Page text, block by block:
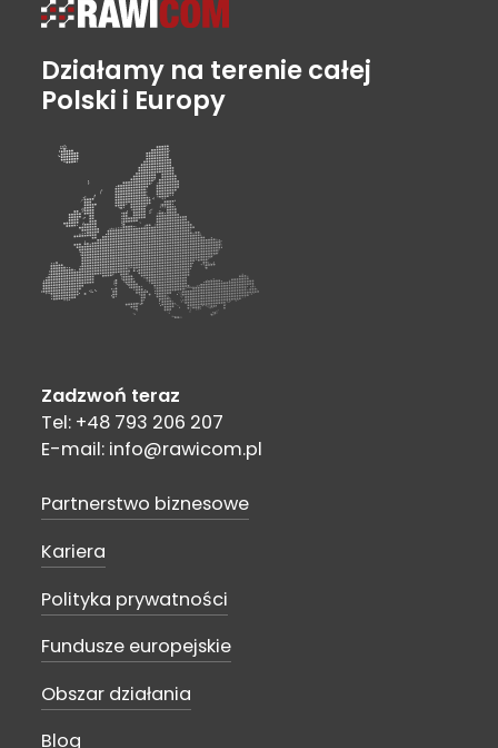
Działamy na terenie całej
Polski i Europy
Zadzwoń teraz
Tel: +48 793 206 207
E-mail: info@rawicom.pl
Partnerstwo biznesowe
Kariera
Polityka prywatności
Fundusze europejskie
Obszar działania
Blog